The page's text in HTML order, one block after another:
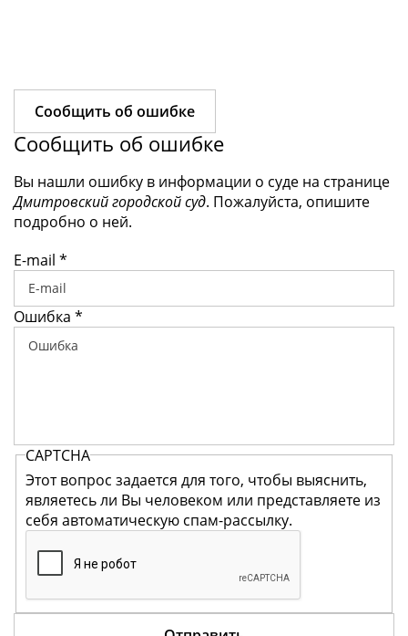
Сообщить об ошибке
Сообщить об ошибке
Вы нашли ошибку в информации о суде на странице
Дмитровский городской суд. Пожалуйста, опишите
подробно о ней.
E-mail *
Ошибка *
CAPTCHA
Этот вопрос задается для того, чтобы выяснить,
являетесь ли Вы человеком или представляете из
себя автоматическую спам-рассылку.